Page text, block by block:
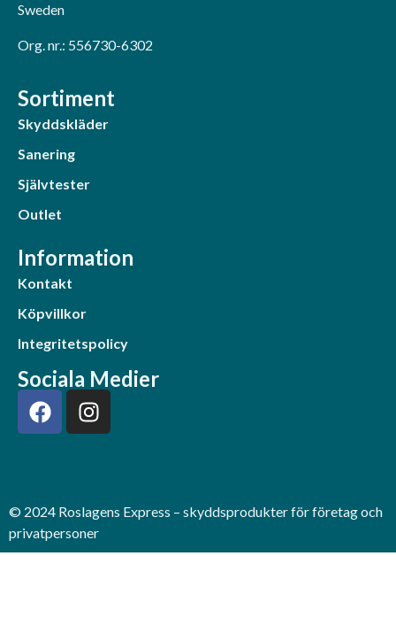
Sweden
Org. nr.: 556730-6302
Sortiment
Skyddskläder
Sanering
Självtester
Outlet
Information
Kontakt
Köpvillkor
Integritetspolicy
Sociala Medier
© 2024 Roslagens Express – skyddsprodukter för företag och
privatpersoner